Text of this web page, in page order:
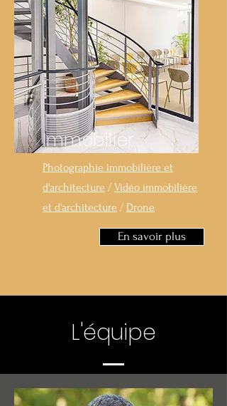
Immobilier
Photographie immobilière et
d'architecture / Vidéo immobilière
et d'architecture / Drone
En savoir plus
L'équipe